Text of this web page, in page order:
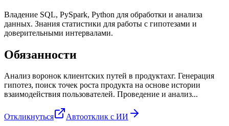
Владение SQL, PySpark, Python для обработки и анализа
данных. Знания статистики для работы с гипотезами и
доверительными интервалами.
Обязанности
Анализ воронок клиентских путей в продуктахг. Генерация
гипотез, поиск точек роста продукта на основе истории
взаимодействия пользователей. Проведение и анализ...
Откликнуться Автоотклик с ИИ